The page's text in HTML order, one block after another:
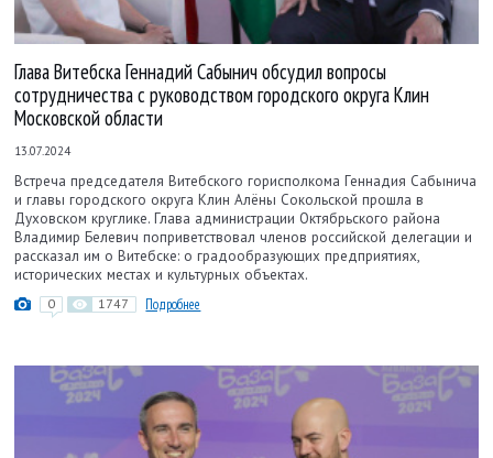
Глава Витебска Геннадий Сабынич обсудил вопросы
сотрудничества с руководством городского округа Клин
Московской области
13.07.2024
Встреча председателя Витебского горисполкома Геннадия Сабынича
и главы городского округа Клин Алёны Сокольской прошла в
Духовском круглике. Глава администрации Октябрьского района
Владимир Белевич поприветствовал членов российской делегации и
рассказал им о Витебске: о градообразующих предприятиях,
исторических местах и культурных объектах.
0 1747 Подробнее